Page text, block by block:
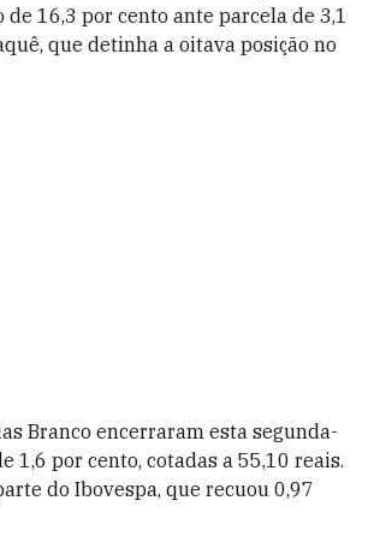
de 16,3 por cento ante parcela de 3,1
que detinha a oitava posição no
Branco encerraram esta segunda-
1,6 por cento, cotadas a 55,10 reais.
do Ibovespa, que recuou 0,97